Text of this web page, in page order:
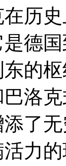
历
德
东的
洛
添了
力